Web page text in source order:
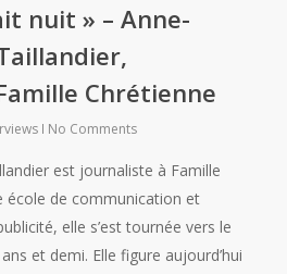
nuit » – Anne-
Chrétienne
No Comments
est journaliste à Famille
école de communication et
elle s’est tournée vers le
et demi. Elle figure aujourd’hui